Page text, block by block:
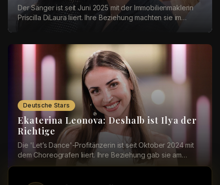
Der Sänger ist seit Juni 2025 mit der Immobilienmaklerin
Priscilla DiLaura liiert. Ihre Beziehung machten sie im
Deutsche Stars
Ekaterina Leonova: Deshalb ist Ilya der
Richtige
Die 'Let’s Dance'-Profitänzerin ist seit Oktober 2024 mit
dem Choreografen liiert. Ihre Beziehung gab sie am
Valentinstag 2025 mit einem romantischen ...